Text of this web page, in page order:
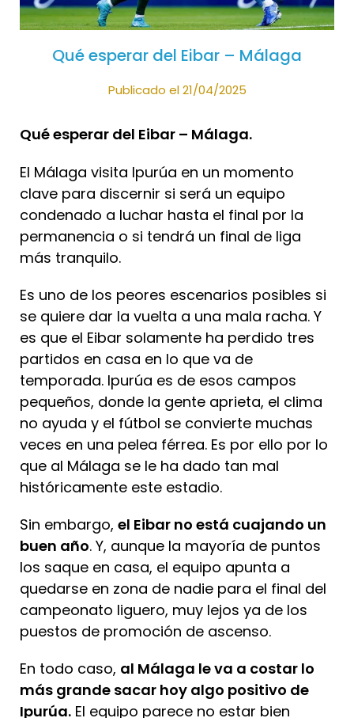
Qué esperar del Eibar – Málaga
Publicado el 21/04/2025
Qué esperar del Eibar – Málaga.
El Málaga visita Ipurúa en un momento
clave para discernir si será un equipo
condenado a luchar hasta el final por la
permanencia o si tendrá un final de liga
más tranquilo.
Es uno de los peores escenarios posibles si
se quiere dar la vuelta a una mala racha. Y
es que el Eibar solamente ha perdido tres
partidos en casa en lo que va de
temporada. Ipurúa es de esos campos
pequeños, donde la gente aprieta, el clima
no ayuda y el fútbol se convierte muchas
veces en una pelea férrea. Es por ello por lo
que al Málaga se le ha dado tan mal
históricamente este estadio.
Sin embargo, el Eibar no está cuajando un
buen año. Y, aunque la mayoría de puntos
los saque en casa, el equipo apunta a
quedarse en zona de nadie para el final del
campeonato liguero, muy lejos ya de los
puestos de promoción de ascenso.
En todo caso, al Málaga le va a costar lo
más grande sacar hoy algo positivo de
Ipurúa. El equipo parece no estar bien